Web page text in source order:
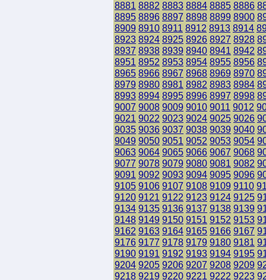
8881 8882 8883 8884 8885 8886
8895 8896 8897 8898 8899 8900
8909 8910 8911 8912 8913 8914
8923 8924 8925 8926 8927 8928
8937 8938 8939 8940 8941 8942
8951 8952 8953 8954 8955 8956
8965 8966 8967 8968 8969 8970
8979 8980 8981 8982 8983 8984
8993 8994 8995 8996 8997 8998
9007 9008 9009 9010 9011 9012
9021 9022 9023 9024 9025 9026
9035 9036 9037 9038 9039 9040
9049 9050 9051 9052 9053 9054
9063 9064 9065 9066 9067 9068
9077 9078 9079 9080 9081 9082
9091 9092 9093 9094 9095 9096
9105 9106 9107 9108 9109 9110
9120 9121 9122 9123 9124 9125
9134 9135 9136 9137 9138 9139
9148 9149 9150 9151 9152 9153
9162 9163 9164 9165 9166 9167
9176 9177 9178 9179 9180 9181
9190 9191 9192 9193 9194 9195
9204 9205 9206 9207 9208 9209
9218 9219 9220 9221 9222 9223